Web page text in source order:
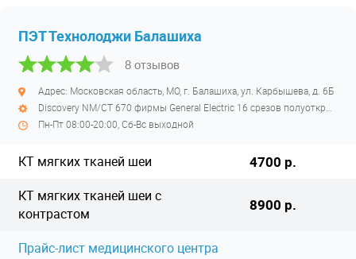
ПЭТ Технолоджи Балашиха
8 отзывов
Адрес: Московская область, МО, г. Балашиха, ул. Карбышева, д. 6Б
Пн-Пт 08:00-20:00, Сб-Вс выходной
КТ мягких тканей шеи 4700 р.
КТ мягких тканей шеи с
контрастом
8900 р.
Прайс-лист медицинского центра